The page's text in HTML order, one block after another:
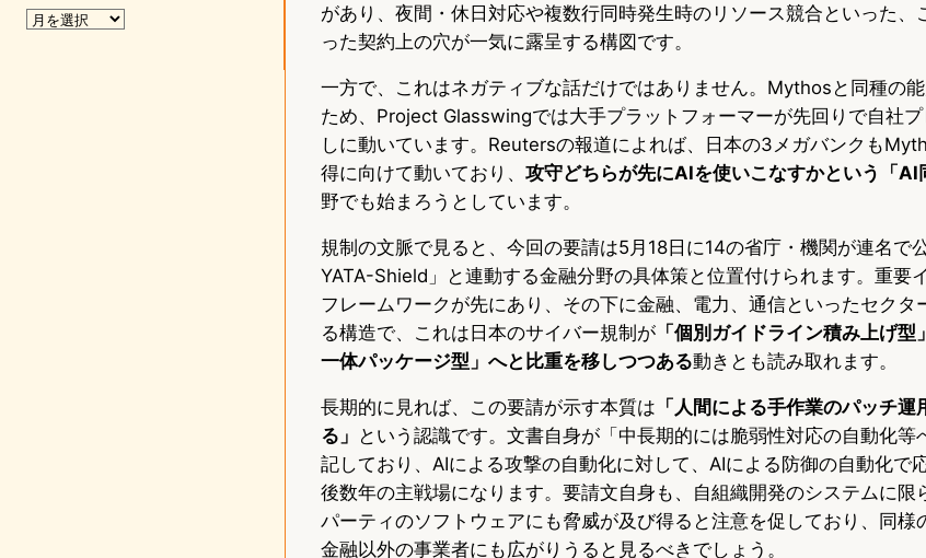
があり、夜間・休日対応や複数行同時発生時のリソース競合といった、
った契約上の穴が一気に露呈する構図です。
一方で、これはネガティブな話だけではありません。Mythosと同種の
ため、Project Glasswingでは大手プラットフォーマーが先回りで自社
しに動いています。Reutersの報道によれば、日本の3メガバンクも
得に向けて動いており、 攻守どちらが先にAIを使いこなすかという「AI
野でも始まろうとしています。
規制の文脈で見ると、今回の要請は5月18日に14の省庁・機関が連名で
YATA-Shield」と連動する金融分野の具体策と位置付けられます。重要
フレームワークが先にあり、その下に金融、電力、通信といったセクタ
る構造で、これは日本のサイバー規制が「個別ガイドライン積み上げ型
一体パッケージ型」へと比重を移しつつある動きとも読み取れます。
長期的に見れば、この要請が示す本質は 「人間による手作業のパッチ
る」 という認識です。文書自身が「中長期的には脆弱性対応の自動化等
記しており、AIによる攻撃の自動化に対して、AIによる防御の自動化で
後数年の主戦場になります。要請文自身も、自組織開発のシステムに限
パーティのソフトウェアにも脅威が及び得ると注意を促しており、同様
金融以外の事業者にも広がりうると見るべきでしょう。